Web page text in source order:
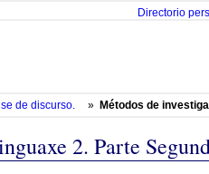
Directorio
de discurso. » Métodos de
2. Parte